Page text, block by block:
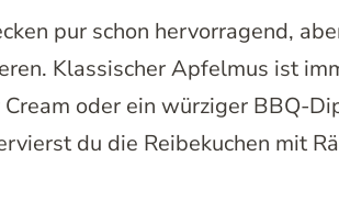
pur schon hervorragend,
Klassischer Apfelmus ist
oder ein würziger BBQ-
du die Reibekuchen mit